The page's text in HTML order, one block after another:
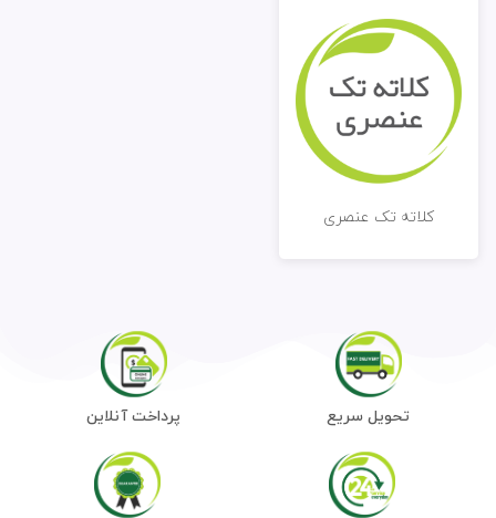
کلاته تک عنصری
تحویل سریع پرداخت آنلاین